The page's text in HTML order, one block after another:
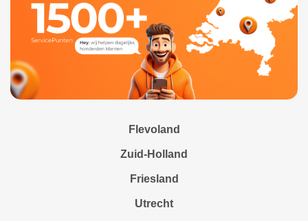
Flevoland
Zuid-Holland
Friesland
Utrecht